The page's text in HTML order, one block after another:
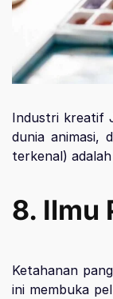
Industri kreatif
dunia animasi,
terkenal)
8. Ilmu
Ketahanan
ini membuka